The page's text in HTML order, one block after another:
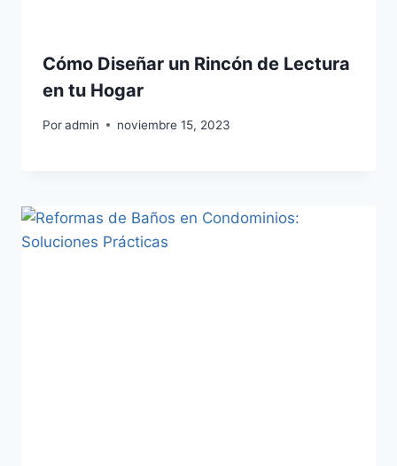
Cómo Diseñar un Rincón de Lectura
en tu Hogar
Poradmin noviembre 15, 2023